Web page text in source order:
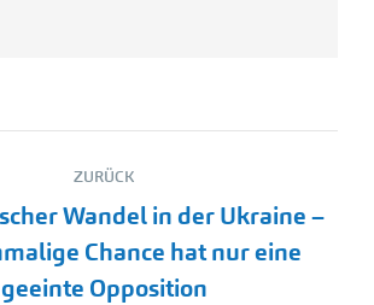
ZURÜCK
Vorheriger
Beitrag:
Wandel in der Ukraine –
Chance hat nur eine
geeinte Opposition